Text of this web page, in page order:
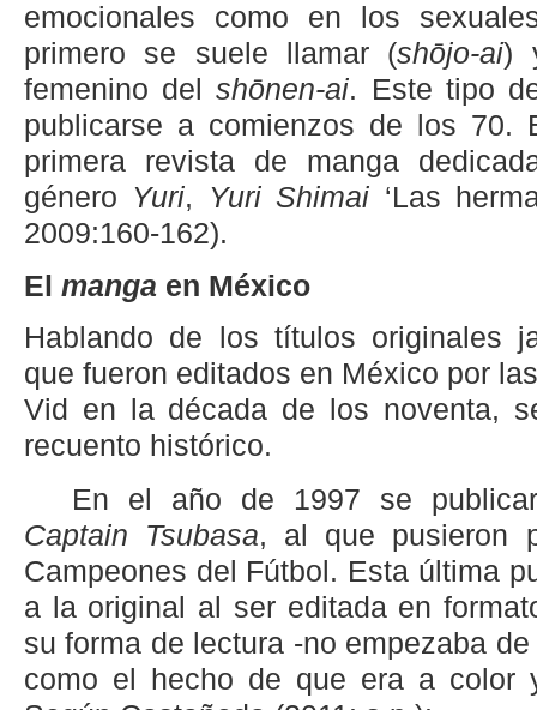
emocionales como en los
primero se suele llamar (shōjo-ai)
femenino delshōnen-ai. Este tipo
publicarse a comienzos de los 70.
primera revista de manga
género Yuri, Yuri Shimai ‘Las
2009:160-162).
El manga en México
Hablando de los títulos originales
que fueron editados en México por
Vid en la década de los noventa,
recuento histórico.
En el año de 1997 se
Captain Tsubasa, al que pusieron
Campeones del Fútbol. Esta última
a la original al ser editada en
su forma de lectura -no empezaba
como el hecho de que era a color